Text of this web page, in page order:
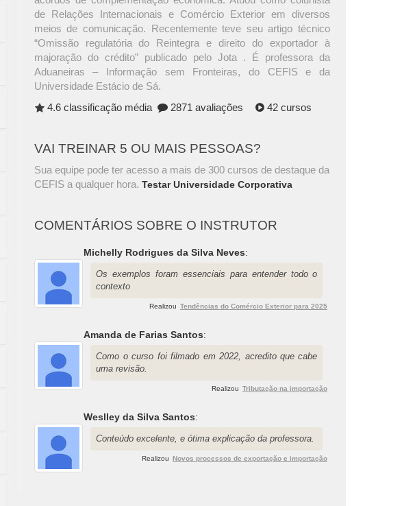
de Relações Internacionais e Comércio Exterior em diversos
meios de comunicação. Recentemente teve seu artigo técnico
“Omissão regulatória do Reintegra e direito do exportador à
majoração do crédito” publicado pelo Jota . É professora da
Aduaneiras – Informação sem Fronteiras, do CEFIS e da
Universidade Estácio de Sá.
4.6 classificação média
2871 avaliações 42 cursos
VAI TREINAR 5 OU MAIS PESSOAS?
Sua equipe pode ter acesso a mais de 300 cursos de destaque da
CEFIS a qualquer hora.Testar Universidade Corporativa
COMENTÁRIOS SOBRE O INSTRUTOR
Michelly Rodrigues da Silva Neves:
Os exemplos foram essenciais para entender todo o
contexto
Realizou Tendências do Comércio Exterior para 2025
Amanda de Farias Santos:
Como o curso foi filmado em 2022, acredito que cabe
uma revisão.
Realizou Tributação na importação
Weslley da Silva Santos:
Conteúdo excelente, e ótima explicação da professora.
Realizou Novos processos de exportação e importação